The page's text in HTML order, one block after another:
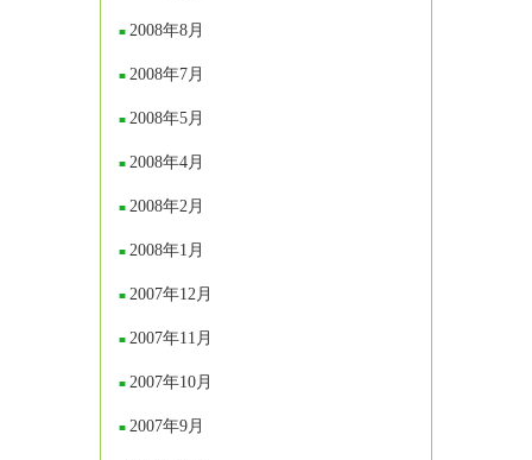
2008年8月
2008年7月
2008年5月
2008年4月
2008年2月
2008年1月
2007年12月
2007年11月
2007年10月
2007年9月